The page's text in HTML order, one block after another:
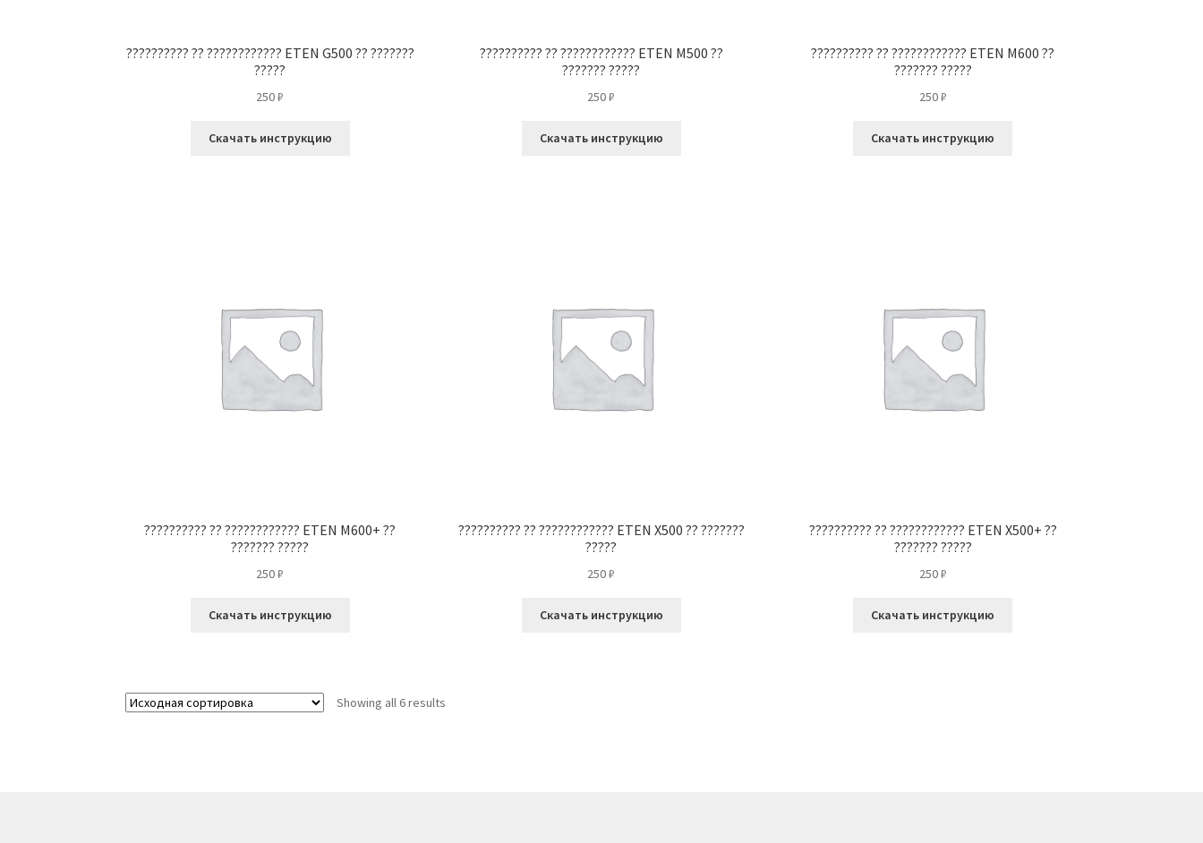
?????????? ?? ???????????? ETEN G500 ?? ???????
?????
250₽
Скачать инструкцию
?????????? ?? ???????????? ETEN M500 ??
??????? ?????
250₽
Скачать инструкцию
?????????? ?? ???????????? ETEN M600 ??
??????? ?????
250₽
Скачать инструкцию
?????????? ?? ???????????? ETEN M600+ ??
??????? ?????
250₽
Скачать инструкцию
?????????? ?? ???????????? ETEN X500 ?? ???????
?????
250₽
Скачать инструкцию
?????????? ?? ???????????? ETEN X500+ ??
??????? ?????
250₽
Скачать инструкцию
Showing all 6 results